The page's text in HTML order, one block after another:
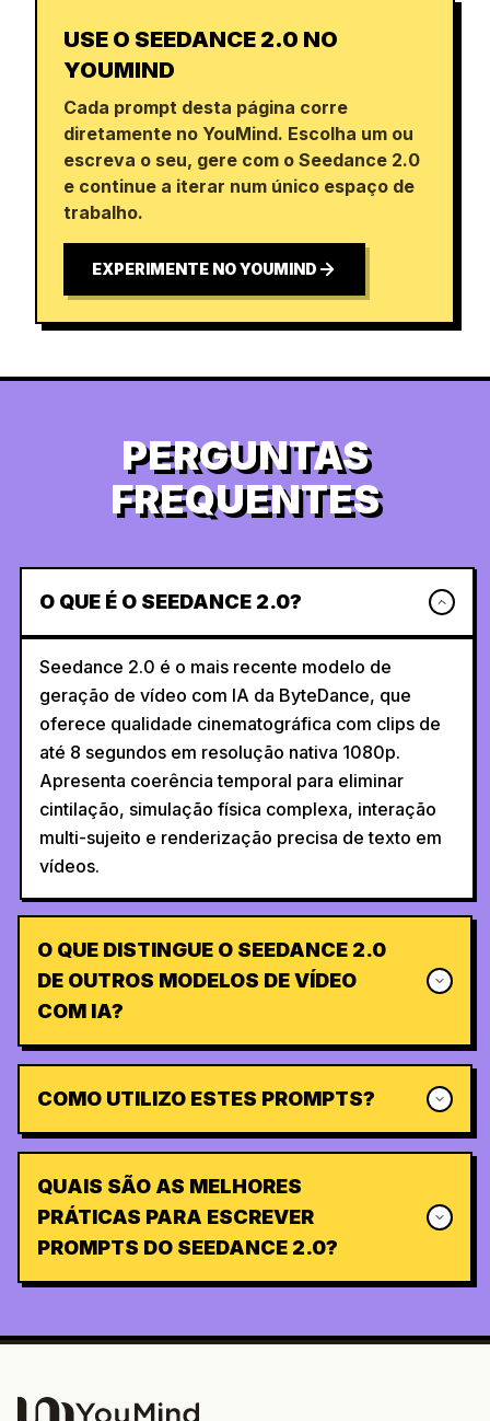
USE O SEEDANCE 2.0 NO
YOUMIND
Cada prompt desta página corre
diretamente no YouMind. Escolha um ou
escreva o seu, gere com o Seedance 2.0
e continue a iterar num único espaço de
trabalho.
EXPERIMENTE NO YOUMIND
PERGUNTAS
FREQUENTES
O QUE É O SEEDANCE 2.0?
Seedance 2.0 é o mais recente modelo de
geração de vídeo com IA da ByteDance, que
oferece qualidade cinematográfica com clips de
até 8 segundos em resolução nativa 1080p.
Apresenta coerência temporal para eliminar
cintilação, simulação física complexa, interação
multi-sujeito e renderização precisa de texto em
vídeos.
O QUE DISTINGUE O SEEDANCE 2.0
DE OUTROS MODELOS DE VÍDEO
COM IA?
COMO UTILIZO ESTES PROMPTS?
QUAIS SÃO AS MELHORES
PRÁTICAS PARA ESCREVER
PROMPTS DO SEEDANCE 2.0?